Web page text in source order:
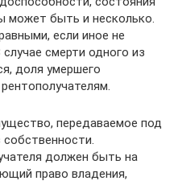
может быть и несколько.
если иное не
смерти одного из
доля умершего
передаваемое под
должен быть на
право владения,